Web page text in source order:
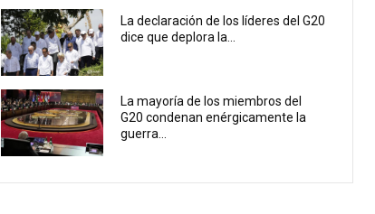
La declaración de los líderes del G20
dice que deplora la...
La mayoría de los miembros del
G20 condenan enérgicamente la
guerra...